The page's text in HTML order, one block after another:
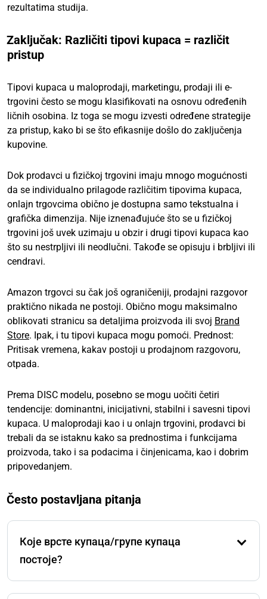
rezultatima studija.
Zaključak: Različiti tipovi kupaca = različit
pristup
Tipovi kupaca u maloprodaji, marketingu, prodaji ili e-
trgovini često se mogu klasifikovati na osnovu određenih
ličnih osobina. Iz toga se mogu izvesti određene strategije
za pristup, kako bi se što efikasnije došlo do zaključenja
kupovine.
Dok prodavci u fizičkoj trgovini imaju mnogo mogućnosti
da se individualno prilagode različitim tipovima kupaca,
onlajn trgovcima obično je dostupna samo tekstualna i
grafička dimenzija. Nije iznenađujuće što se u fizičkoj
trgovini još uvek uzimaju u obzir i drugi tipovi kupaca kao
što su nestrpljivi ili neodlučni. Takođe se opisuju i brbljivi ili
cendravi.
Amazon trgovci su čak još ograničeniji, prodajni razgovor
praktično nikada ne postoji. Obično mogu maksimalno
oblikovati stranicu sa detaljima proizvoda ili svoj Brand
Store. Ipak, i tu tipovi kupaca mogu pomoći. Prednost:
Pritisak vremena, kakav postoji u prodajnom razgovoru,
otpada.
Prema DISC modelu, posebno se mogu uočiti četiri
tendencije: dominantni, inicijativni, stabilni i savesni tipovi
kupaca. U maloprodaji kao i u onlajn trgovini, prodavci bi
trebali da se istaknu kako sa prednostima i funkcijama
proizvoda, tako i sa podacima i činjenicama, kao i dobrim
pripovedanjem.
Često postavljana pitanja
Које врсте купаца/групе купаца
постоје?